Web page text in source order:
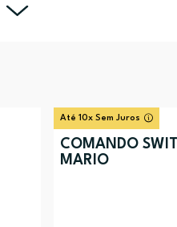
Até 10x Sem Juros
COMANDO
MARIO